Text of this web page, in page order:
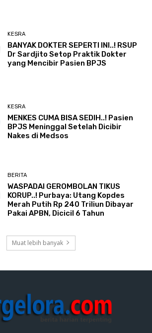
KESRA
BANYAK DOKTER SEPERTI INI..! RSUP
Dr Sardjito Setop Praktik Dokter
yang Mencibir Pasien BPJS
KESRA
MENKES CUMA BISA SEDIH..! Pasien
BPJS Meninggal Setelah Dicibir
Nakes di Medsos
BERITA
WASPADAI GEROMBOLAN TIKUS
KORUP..! Purbaya: Utang Kopdes
Merah Putih Rp 240 Triliun Dibayar
Pakai APBN, Dicicil 6 Tahun
Muat lebih banyak